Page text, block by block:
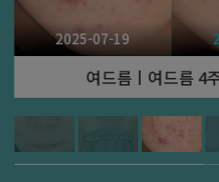
2025-07-19
여드름ㅣ여드름 4